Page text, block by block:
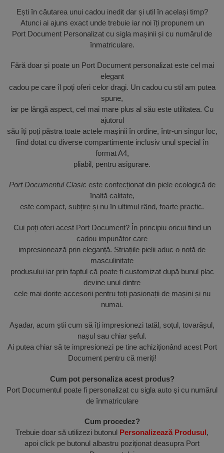
Ești în căutarea unui cadou inedit dar și util în același timp?
Atunci ai ajuns exact unde trebuie iar noi îți propunem un
Port Document Personalizat cu sigla mașinii și cu numărul de
înmatriculare.
Fără doar și poate un Port Document personalizat este cel mai
elegant
cadou pe care îl poți oferi celor dragi. Un cadou cu stil am putea
spune,
iar pe lângă aspect, cel mai mare plus al său este utilitatea. Cu
ajutorul
său îți poți păstra toate actele mașinii în ordine, într-un singur loc,
fiind dotat cu diverse compartimente inclusiv unul special în
format A4,
pliabil, pentru asigurare.
Port Documentul Clasic este confecționat din piele ecologică de
înaltă calitate,
este compact, subțire și nu în ultimul rând, foarte practic.
Cui poți oferi acest Port Document? În principiu oricui fiind un
cadou impunător care
impresionează prin eleganță. Striațiile pielii aduc o notă de
masculinitate
produsului iar prin faptul că poate fi customizat după bunul plac
devine unul dintre
cele mai dorite accesorii pentru toți pasionații de mașini și nu
numai.
Așadar, acum știi cum să îți impresionezi tatăl, soțul, tovarășul,
nașul sau chiar șeful.
Ai putea chiar să te impresionezi pe tine achiziționând acest Port
Document pentru că meriți!
Cum pot personaliza acest produs?
Port Documentul poate fi personalizat cu sigla auto și cu numărul
de înmatriculare
Cum procedez?
Trebuie doar să utilizezi butonul Personalizează Produsul,
apoi click pe butonul albastru poziționat deasupra Port